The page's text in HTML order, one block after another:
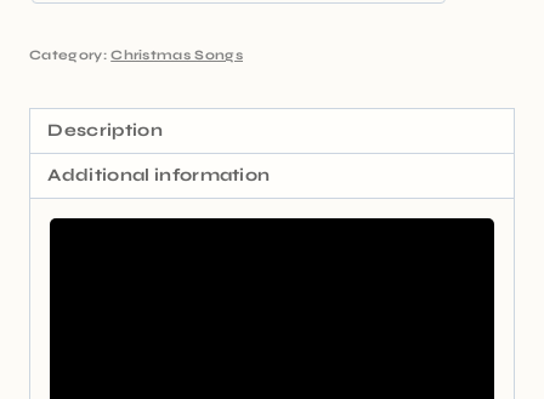
Category:Christmas Songs
Description
Additional information